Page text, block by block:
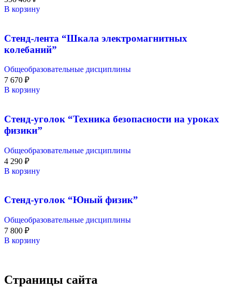
В корзину
Стенд-лента “Шкала электромагнитных
колебаний”
Общеобразовательные дисциплины
7 670 ₽
В корзину
Стенд-уголок “Техника безопасности на уроках
физики”
Общеобразовательные дисциплины
4 290 ₽
В корзину
Стенд-уголок “Юный физик”
Общеобразовательные дисциплины
7 800 ₽
В корзину
Страницы сайта